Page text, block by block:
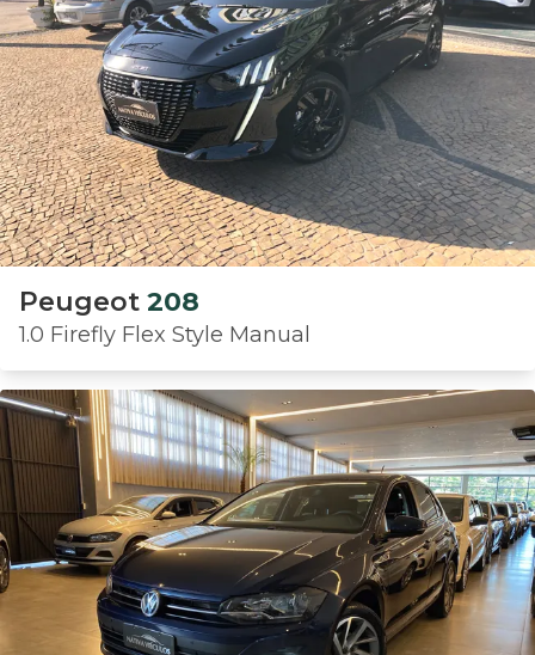
Peugeot 208
1.0 Firefly Flex Style Manual